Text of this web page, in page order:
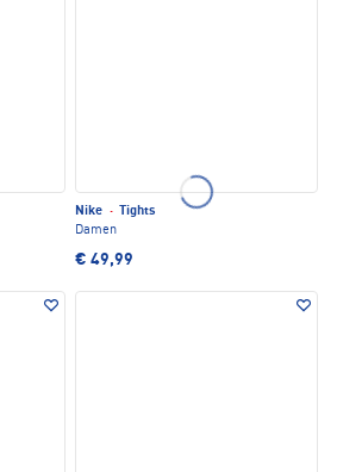
Nike ·
Tights
Damen
€ 49,99